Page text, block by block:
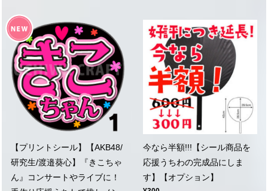
【プリントシール】【AKB48/
研究生/渡邉葵心】『きこちゃ
ん』コンサートやライブに！
今なら半額!!!【シール商品を
応援うちわの完成品にしま
す】【オプション】